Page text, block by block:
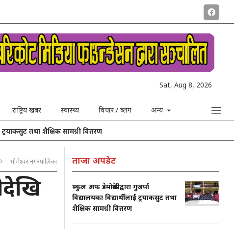
Sat, Aug 8, 2026
राष्ट्रिय खबर स्वास्थ्य विचार / ब्लग अन्य
शैक्षिक सामग्री वितरण
भीमेश्वर नगरपालिका ताजा अपडेट
स्कुल अफ डेमोक्रेसीद्वारा गुजर्पा
विद्यालयका विद्यार्थीलाई ट्रयाकसुट तथा
शैक्षिक सामग्री वितरण